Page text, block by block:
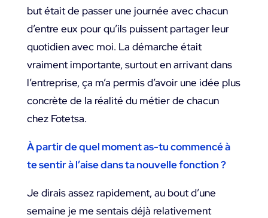
but était de passer une journée avec chacun
d’entre eux pour qu’ils puissent partager leur
quotidien avec moi. La démarche était
vraiment importante, surtout en arrivant dans
l’entreprise, ça m’a permis d’avoir une idée plus
concrète de la réalité du métier de chacun
chez Fotetsa.
À partir de quel moment as-tu commencé à
te sentir à l’aise dans ta nouvelle fonction ?
Je dirais assez rapidement, au bout d’une
semaine je me sentais déjà relativement